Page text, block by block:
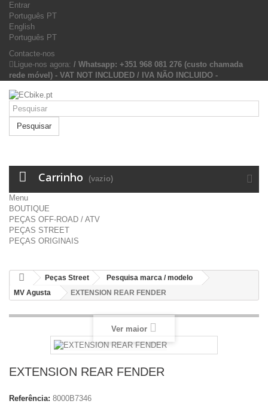
Entrar
Português PT
English
Português PT
Contacte-nos
Ligue-nos agora: / Whatsapp: +351 968 081 276 (custo chamada
rede móvel) - VAT NOT INCLUDED / IVA NÃO INCLUIDO -
Pesquisar
Carrinho (vazio)
Menu
BOUTIQUE
PEÇAS OFF-ROAD / ATV
PEÇAS STREET
PEÇAS ORIGINAIS
Peças Street
Pesquisa marca / modelo
MV Agusta
EXTENSION REAR FENDER
Ver maior
EXTENSION REAR FENDER
Referência: 8000B7346